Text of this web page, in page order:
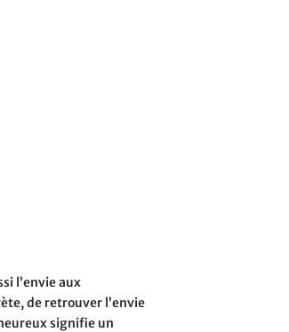
l’envie aux
de retrouver l’envie
signifie un